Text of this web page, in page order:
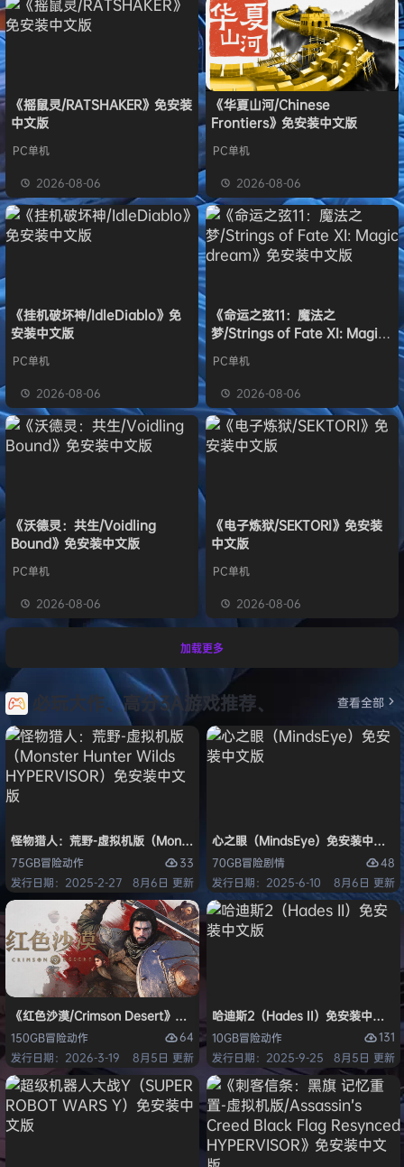
《摇鼠灵/RATSHAKER》免安装
中文版
PC单机
2026-08-06
《华夏山河/Chinese
Frontiers》免安装中文版
PC单机
2026-08-06
《挂机破坏神/IdleDiablo》免
安装中文版
PC单机
2026-08-06
《命运之弦11：魔法之
梦/Strings of Fate XI: Magic
PC单机
2026-08-06
《沃德灵：共生/Voidling
Bound》免安装中文版
PC单机
2026-08-06
《电子炼狱/SEKTORI》免安装
中文版
PC单机
2026-08-06
加载更多
必玩大作、高分3A游戏推荐、 查看全部
怪物猎人：荒野-虚拟机版（Monster Hunter Wilds HYPERVISOR）免安
75GB冒险动作
33
发行日期：2025-2-27
8月6日 更新
心之眼（MindsEye）免安装中文版
70GB冒险剧情
48
发行日期：2025-6-10
8月6日 更新
《红色沙漠/Crimson Desert》免安装中文版
150GB冒险动作
64
发行日期：2026-3-19
8月5日 更新
哈迪斯2（Hades II）免安装中文版
10GB冒险动作
131
发行日期：2025-9-25
8月5日 更新